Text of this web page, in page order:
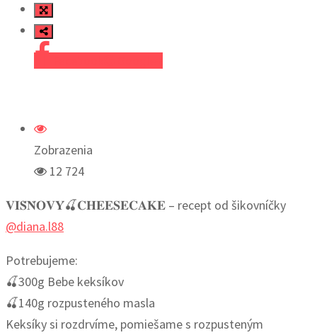
Zobrazenia
12 724
𝐕𝐈𝐒̌𝐍̌𝐎𝐕𝐘́🍒𝐂𝐇𝐄𝐄𝐒𝐄𝐂𝐀𝐊𝐄 – recept od šikovníčky
@diana.l88
Potrebujeme:
🍒300g Bebe keksíkov
🍒140g rozpusteného masla
Keksíky si rozdrvíme, pomiešame s rozpusteným